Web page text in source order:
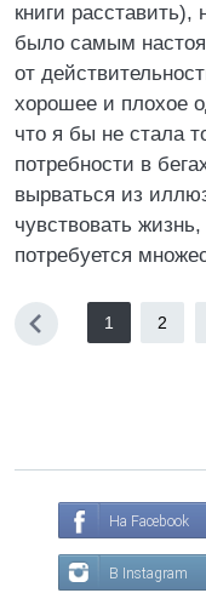
книги
было самым
от
хорошее и плохое
что я бы не стала
потребности в
вырваться из
чувствовать
потребуется
1 2
На Facebook
В Instagram